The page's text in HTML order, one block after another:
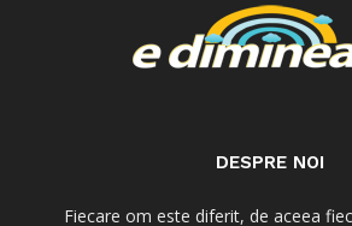
DESPRE NOI
Fiecare om este diferit, de aceea